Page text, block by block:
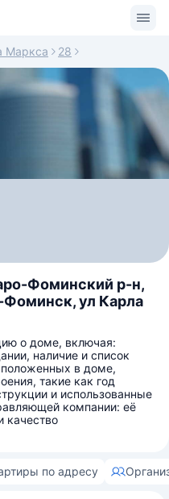
Маркса 28
Фоминский р-н,
ул Карла
о доме, включая:
наличие и список
в доме,
такие как год
и использованные
компании: её
качество
по адресу